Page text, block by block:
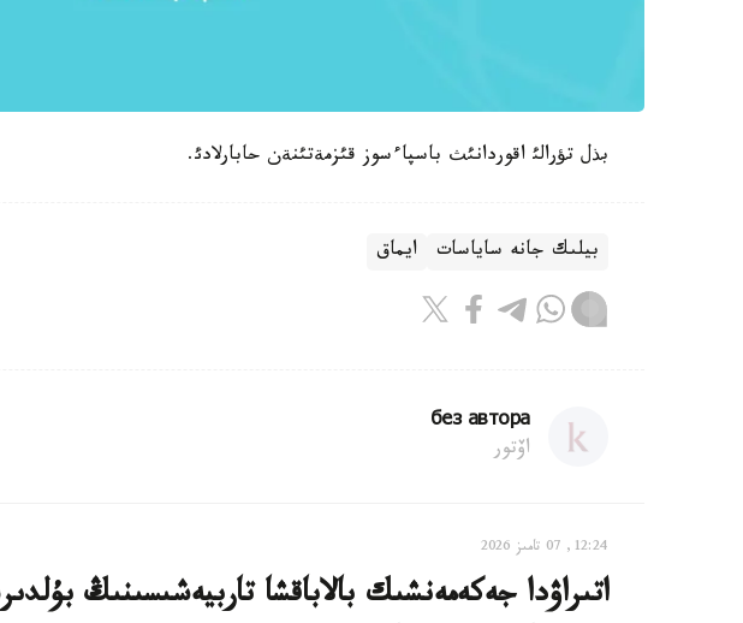
بذل تؤرالئ اقوردانئث باسپاءسوز قئزمةتئنةن حابارلادئ.
بيلىك جانە ساياسات ايماق
без автора
اۆتور
12:24, 07 تامىز 2026
اتىراۋدا جەكەمەنشىك بالاباقشا تاربيەشىسىنىڭ